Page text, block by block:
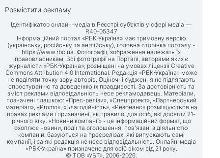
Розмістити рекламу
Ідентифікатор онлайн-медіа в Реєстрі суб’єктів у сфері медіа —
R40-05347
Інформаційний портал «РБК-Україна» має тримовну версію
(українську, російську та англійську), головна сторінка порталу -
https://www.rbc.ua. Фотографії, зображення належать їх
правовласникам. Всі фотографії на Порталі, авторами яких є
журналісти «РБК-Україна», розміщені на умовах ліцензії Creative
Commons Attribution 4.0 International. Редакція «РБК-Україна» може
не поділяти точку зору авторів. Оціночні судження не підлягають
спростуванню та доведенню їх правдивості. За достовірність та
зміст реклами відповідальність несе рекламодавець. Матеріали,
позначені плашкою: «Прес-релізи», «Спецпроект», «Партнерський
матеріал», «Promo», «Благодійність», «Резонанс» розміщуються на
правах реклами і призначені, як правило, для осіб, які досягли 21-
річного віку. «Новини компанії» - це інформаційний формат, що
охоплює новини, події та оголошення, пов'язані з діяльністю
компаній, базуються на пресрелізах, які випускають самі
компанії, і за які редакція не несе відповідальність. Онлайн-медіа
«РБК-Україна» призначене для осіб віком від 21 року.
© ТОВ «УБТ», 2006-2026.